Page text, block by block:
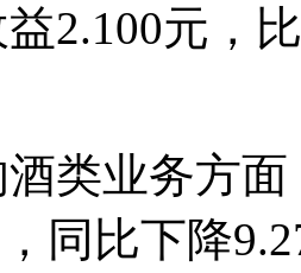
2.100元，
业务方面
同比下降